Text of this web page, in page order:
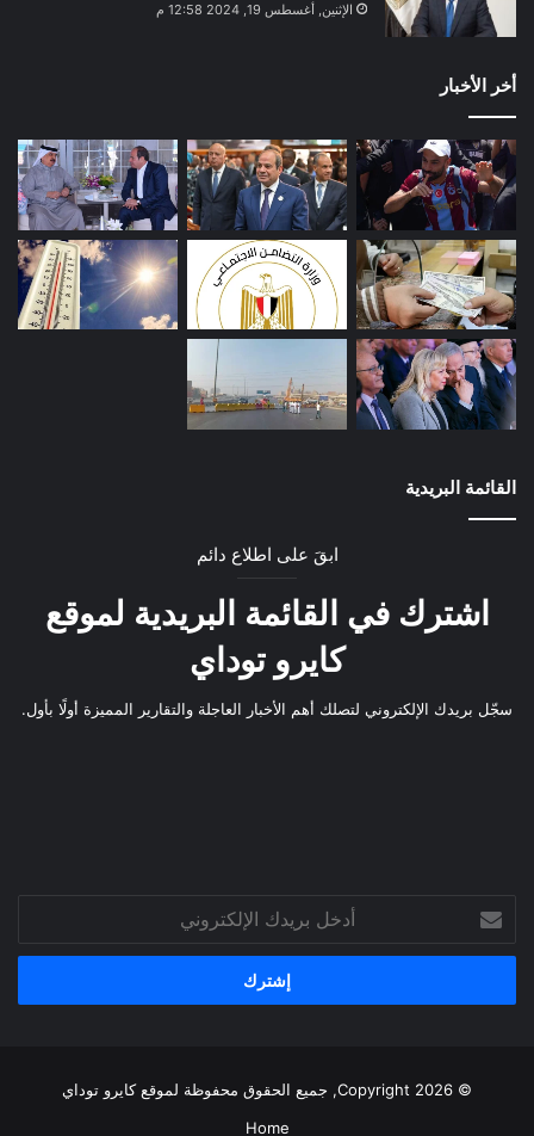
الإثنين, أغسطس 19, 2024 12:58 م
أخر الأخبار
القائمة البريدية
ابقَ على اطلاع دائم
اشترك في القائمة البريدية لموقع
كايرو توداي
سجّل بريدك الإلكتروني لتصلك أهم الأخبار العاجلة والتقارير المميزة أولًا بأول.
بريدك
الإلكتروني
© Copyright 2026, جميع الحقوق محفوظة لموقع
كايرو توداي
Home